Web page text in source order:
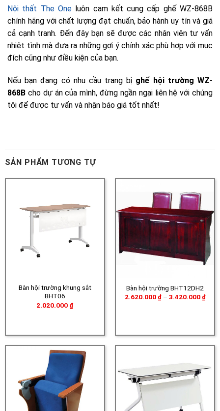
SẢN PHẨM TƯƠNG TỰ
Bàn hội trường khung sắt
BHT06
2.020.000 ₫
Bàn hội trường BHT12DH2
2.620.000 ₫ – 3.420.000 ₫
giá: